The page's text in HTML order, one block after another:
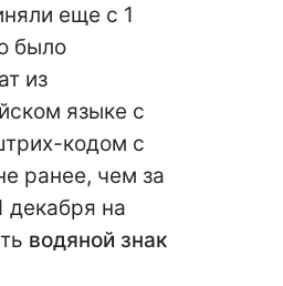
еще с 1
было
из
языке с
кодом с
ранее, чем за
декабря на
водяной знак